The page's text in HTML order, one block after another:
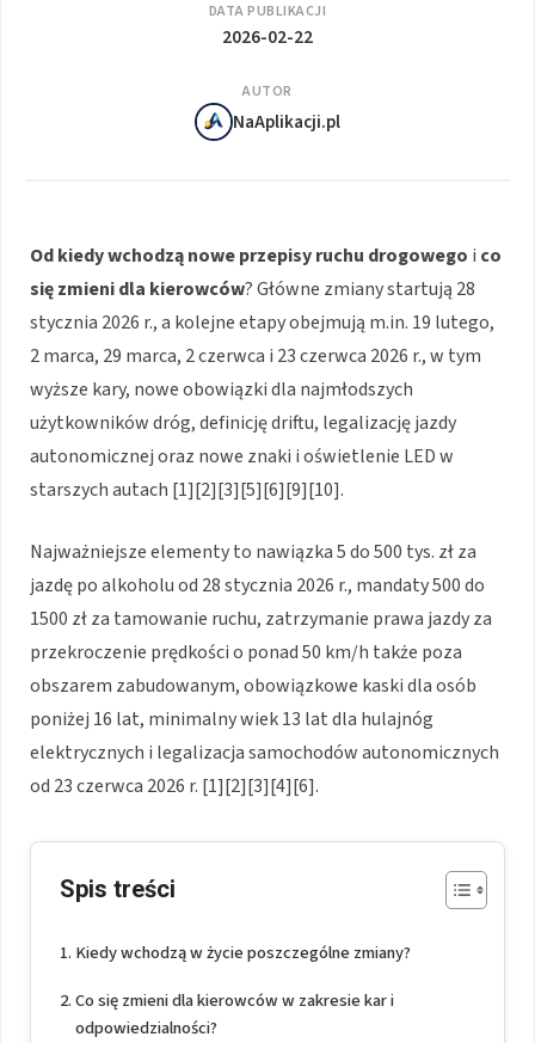
DATA PUBLIKACJI
2026-02-22
AUTOR
NaAplikacji.pl
Od kiedy wchodzą nowe przepisy ruchu drogowego i co
się zmieni dla kierowców? Główne zmiany startują 28
stycznia 2026 r., a kolejne etapy obejmują m.in. 19 lutego,
2 marca, 29 marca, 2 czerwca i 23 czerwca 2026 r., w tym
wyższe kary, nowe obowiązki dla najmłodszych
użytkowników dróg, definicję driftu, legalizację jazdy
autonomicznej oraz nowe znaki i oświetlenie LED w
starszych autach [1][2][3][5][6][9][10].
Najważniejsze elementy to nawiązka 5 do 500 tys. zł za
jazdę po alkoholu od 28 stycznia 2026 r., mandaty 500 do
1500 zł za tamowanie ruchu, zatrzymanie prawa jazdy za
przekroczenie prędkości o ponad 50 km/h także poza
obszarem zabudowanym, obowiązkowe kaski dla osób
poniżej 16 lat, minimalny wiek 13 lat dla hulajnóg
elektrycznych i legalizacja samochodów autonomicznych
od 23 czerwca 2026 r. [1][2][3][4][6].
Spis treści
Kiedy wchodzą w życie poszczególne zmiany?
Co się zmieni dla kierowców w zakresie kar i
odpowiedzialności?